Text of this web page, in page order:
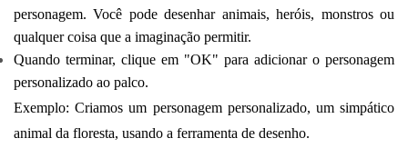
personagem. Você pode desenhar animais, heróis, monstros ou
qualquer coisa que a imaginação permitir.
Quando terminar, clique em "OK" para adicionar o personagem
personalizado ao palco.
Exemplo: Criamos um personagem personalizado, um simpático
animal da floresta, usando a ferramenta de desenho.